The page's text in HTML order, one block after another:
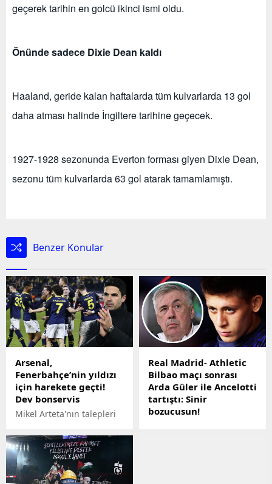
geçerek tarihin en golcü ikinci ismi oldu.
Önünde sadece Dixie Dean kaldı
Haaland, geride kalan haftalarda tüm kulvarlarda 13 gol
daha atması halinde İngiltere tarihine geçecek.
1927-1928 sezonunda Everton forması giyen Dixie Dean,
sezonu tüm kulvarlarda 63 gol atarak tamamlamıştı.
Benzer Konular
Arsenal,
Fenerbahçe’nin yıldızı
için harekete geçti!
Dev bonservis
Mikel Arteta'nın talepleri
çalışmalarına başlayan
İngiltere Premier Lig devi
Arsenal, Fenerbahçe'nin
yıldız futbolcusu için
Real Madrid- Athletic
Bilbao maçı sonrası
Arda Güler ile Ancelotti
tartıştı: Sinir
bozucusun!